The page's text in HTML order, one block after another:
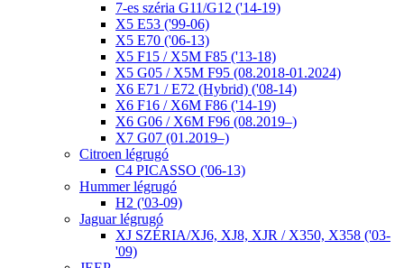
7-es széria G11/G12 ('14-19)
X5 E53 ('99-06)
X5 E70 ('06-13)
X5 F15 / X5M F85 ('13-18)
X5 G05 / X5M F95 (08.2018-01.2024)
X6 E71 / E72 (Hybrid) ('08-14)
X6 F16 / X6M F86 ('14-19)
X6 G06 / X6M F96 (08.2019–)
X7 G07 (01.2019–)
Citroen légrugó
C4 PICASSO ('06-13)
Hummer légrugó
H2 ('03-09)
Jaguar légrugó
XJ SZÉRIA/XJ6, XJ8, XJR / X350, X358 ('03-
'09)